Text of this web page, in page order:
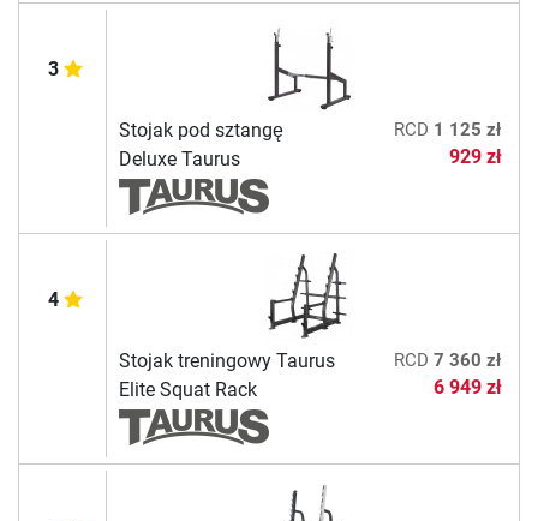
3
Stojak pod sztangę
Deluxe Taurus
RCD 1 125 zł
929 zł
4
Stojak treningowy Taurus
Elite Squat Rack
RCD 7 360 zł
6 949 zł